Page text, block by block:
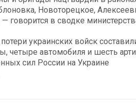
Новоторецкое,
говорится в сводке
украинских войск
автомобиля и шесть
сил России на Украине